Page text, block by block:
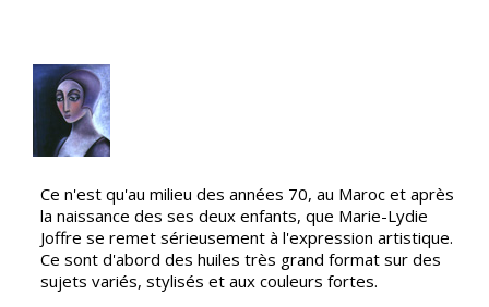
Ce n'est qu'au milieu des années 70, au Maroc et après
la naissance des ses deux enfants, que Marie-Lydie
Joffre se remet sérieusement à l'expression artistique.
Ce sont d'abord des huiles très grand format sur des
sujets variés, stylisés et aux couleurs fortes.